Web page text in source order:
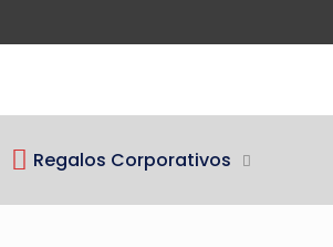
Regalos Corporativos